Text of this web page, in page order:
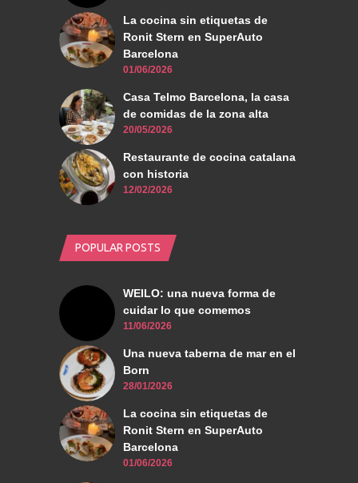
La cocina sin etiquetas de
Ronit Stern en SuperAuto
Barcelona
01/06/2026
Casa Telmo Barcelona, la casa
de comidas de la zona alta
20/05/2026
Restaurante de cocina catalana
con historia
12/02/2026
POPULAR POSTS
WEILO: una nueva forma de
cuidar lo que comemos
11/06/2026
Una nueva taberna de mar en el
Born
28/01/2026
La cocina sin etiquetas de
Ronit Stern en SuperAuto
Barcelona
01/06/2026